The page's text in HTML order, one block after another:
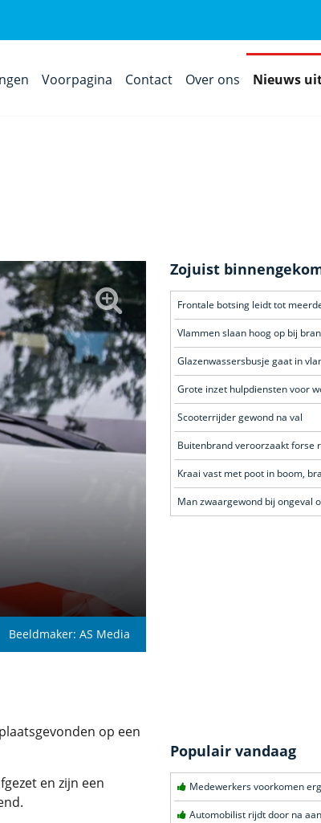
Voorpagina Contact Over ons Nieuws
Beeldmaker: AS Media
op een
en zijn een
Zojuist
Frontale botsing leidt tot
Vlammen slaan hoog op bij
Glazenwassersbusje gaat in
Grote inzet hulpdiensten voor
Scooterrijder gewond na val
Buitenbrand veroorzaakt forse
Man zwaargewond bij ongeval
Populair vandaag